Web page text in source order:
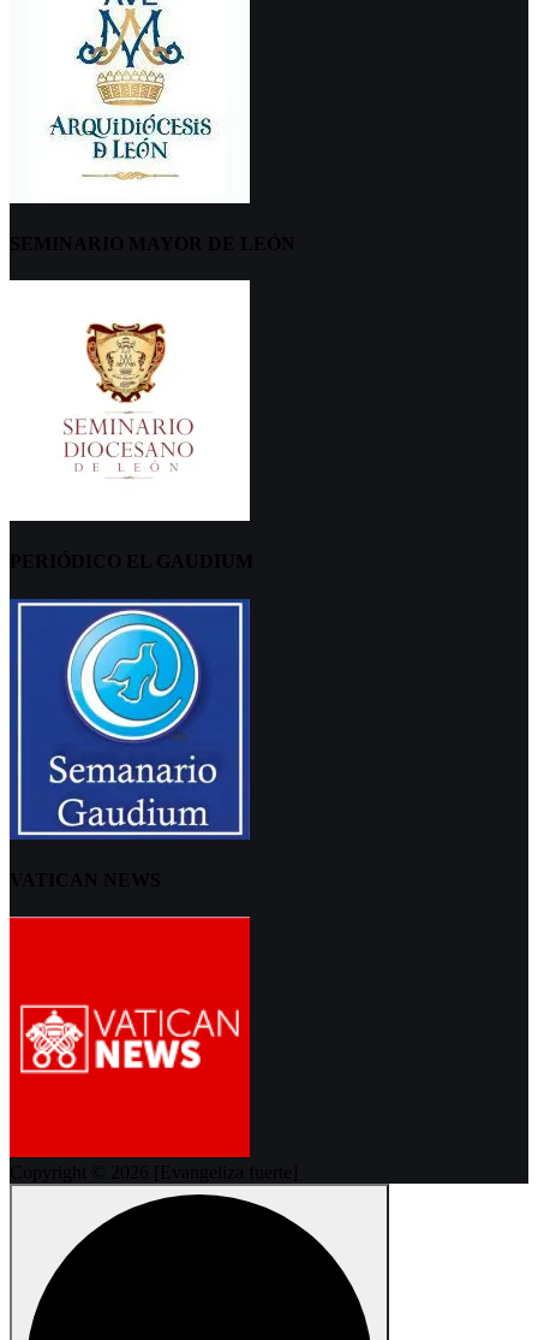
SEMINARIO MAYOR DE LEÓN
PERIÓDICO EL GAUDIUM
VATICAN NEWS
Copyright © 2026 [Evangeliza fuerte]